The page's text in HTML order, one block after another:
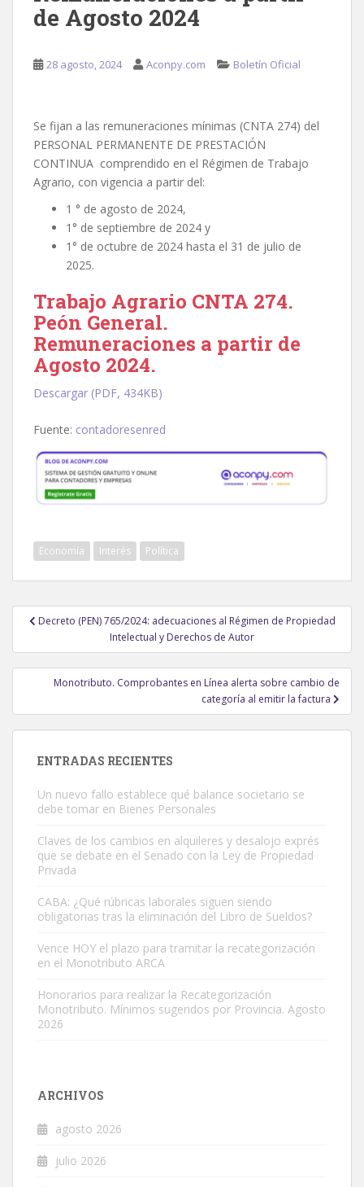
de Agosto 2024
28 agosto, 2024 Aconpy.com Boletín Oficial
Se fijan a las remuneraciones mínimas (CNTA 274) del
PERSONAL PERMANENTE DE PRESTACIÓN
CONTINUA comprendido en el Régimen de Trabajo
Agrario, con vigencia a partir del:
1 ° de agosto de 2024,
1° de septiembre de 2024 y
1° de octubre de 2024 hasta el 31 de julio de
2025.
Trabajo Agrario CNTA 274.
Peón General.
Remuneraciones a partir de
Agosto 2024.
Descargar (PDF, 434KB)
Fuente: contadoresenred
Economía Interés Política
Navegación
entradas
Decreto (PEN) 765/2024: adecuaciones al Régimen de Propiedad
Intelectual y Derechos de Autor
Monotributo. Comprobantes en Línea alerta sobre cambio de
categoría al emitir la factura
ENTRADAS RECIENTES
Un nuevo fallo establece qué balance societario se
debe tomar en Bienes Personales
Claves de los cambios en alquileres y desalojo exprés
que se debate en el Senado con la Ley de Propiedad
Privada
CABA: ¿Qué rúbricas laborales siguen siendo
obligatorias tras la eliminación del Libro de Sueldos?
Vence HOY el plazo para tramitar la recategorización
en el Monotributo ARCA
Honorarios para realizar la Recategorización
Monotributo. Mínimos sugeridos por Provincia. Agosto
2026
ARCHIVOS
agosto 2026
julio 2026